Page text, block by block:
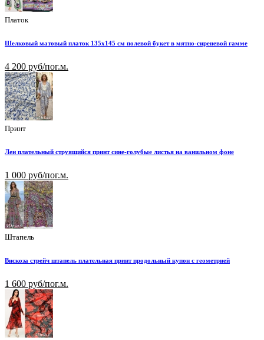
Платок
Шелковый матовый платок 135х145 см полевой букет в мятно-сиреневой гамме
4 200 руб/пог.м.
Принт
Лен плательный струящийся принт сине-голубые листья на ванильном фоне
1 000 руб/пог.м.
Штапель
Вискоза стрейч штапель плательная принт продольный купон с геометрией
1 600 руб/пог.м.